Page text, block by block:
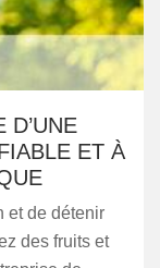
D’UNE
ET À
et de détenir
des fruits et